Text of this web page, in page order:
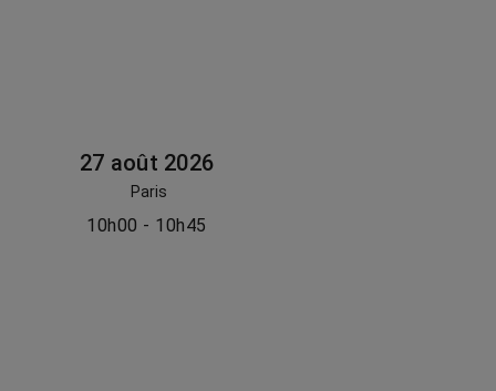
27 août 2026
Paris
10h00 - 10h45